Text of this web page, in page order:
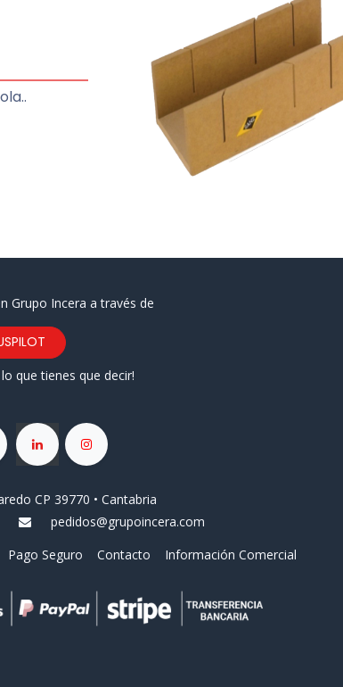
Grupo Incera a través de
que tienes que decir!
CP 39770 • Cantabria
pedidos@grupoincera.com
Pago Seguro Contacto Información Comercial